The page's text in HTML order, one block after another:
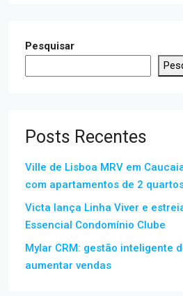
Pesquisar
Posts Recentes
Ville de Lisboa MRV em
com apartamentos de 2
Victa lança Linha Viver e
Essencial Condomínio Clube
Mylar CRM: gestão inteligente
aumentar vendas